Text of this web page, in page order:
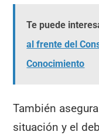
Te puede
al frente del
Conocimiento
También
situación y el